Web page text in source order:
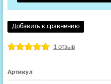
Добавить к сравнению
1 отзыв
Артикул